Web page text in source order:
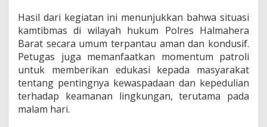
Hasil dari kegiatan ini menunjukkan bahwa situasi
kamtibmas di wilayah hukum Polres Halmahera
Barat secara umum terpantau aman dan kondusif.
Petugas juga memanfaatkan momentum patroli
untuk memberikan edukasi kepada masyarakat
tentang pentingnya kewaspadaan dan kepedulian
terhadap keamanan lingkungan, terutama pada
malam hari.